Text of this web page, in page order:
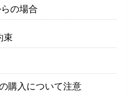
の場合
束
購入について注意